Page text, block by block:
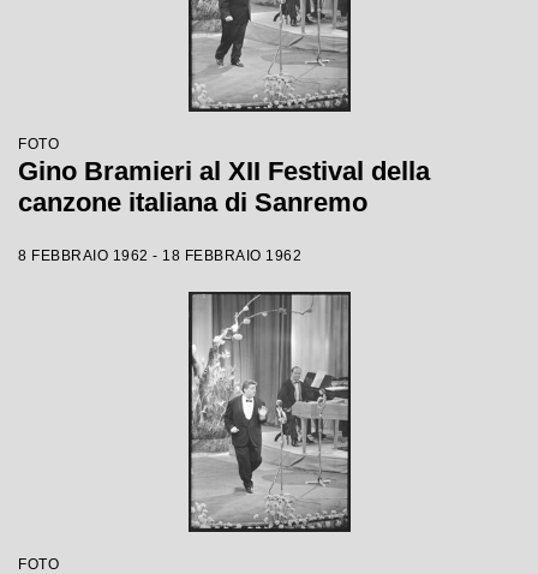
FOTO
Gino Bramieri al XII Festival della
canzone italiana di Sanremo
8 FEBBRAIO 1962 - 18 FEBBRAIO 1962
FOTO